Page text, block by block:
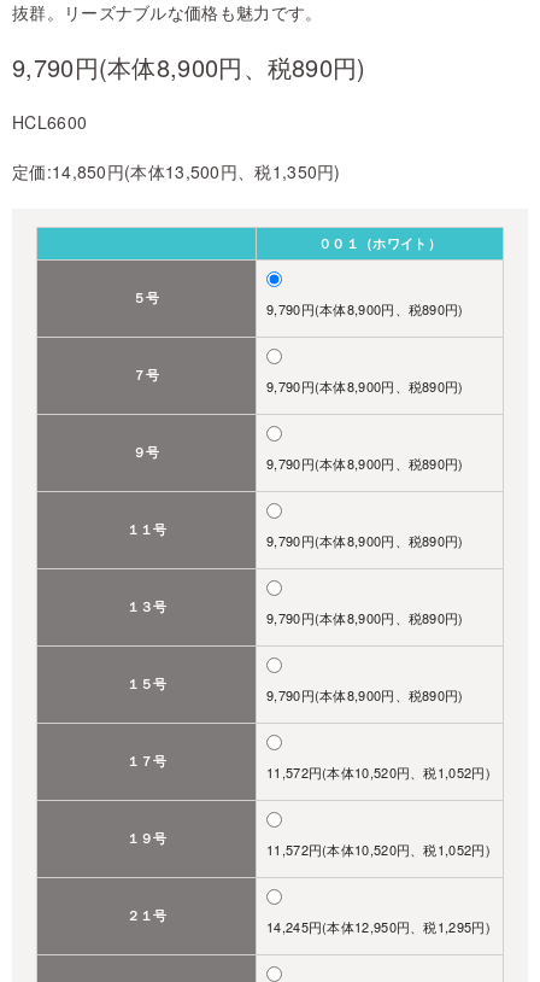
抜群。リーズナブルな価格も魅力です。
9,790円(本体8,900円、税890円)
HCL6600
定価:14,850円(本体13,500円、税1,350円)
００１（ホワイト）
５号
9,790円(本体8,900円、税890円)
７号
9,790円(本体8,900円、税890円)
９号
9,790円(本体8,900円、税890円)
１１号
9,790円(本体8,900円、税890円)
１３号
9,790円(本体8,900円、税890円)
１５号
9,790円(本体8,900円、税890円)
１７号
11,572円(本体10,520円、税1,052円)
１９号
11,572円(本体10,520円、税1,052円)
２１号
14,245円(本体12,950円、税1,295円)